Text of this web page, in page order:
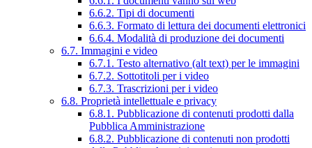
6.6.2. Tipi di documenti
6.6.3. Formato di lettura dei documenti elettronici
6.6.4. Modalità di produzione dei documenti
6.7. Immagini e video
6.7.1. Testo alternativo (alt text) per le immagini
6.7.2. Sottotitoli per i video
6.7.3. Trascrizioni per i video
6.8. Proprietà intellettuale e privacy
6.8.1. Pubblicazione di contenuti prodotti dalla
Pubblica Amministrazione
6.8.2. Pubblicazione di contenuti non prodotti